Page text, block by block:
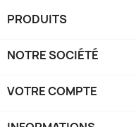
PRODUITS
NOTRE SOCIÉTÉ
VOTRE COMPTE